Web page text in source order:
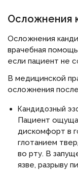
Осложнения
Осложнения
врачебная
если пациент не
В медицинской
осложнения
Кандидозный
Пациент
дискомфорт в
глотанием
во рту. В
язве, разрыву